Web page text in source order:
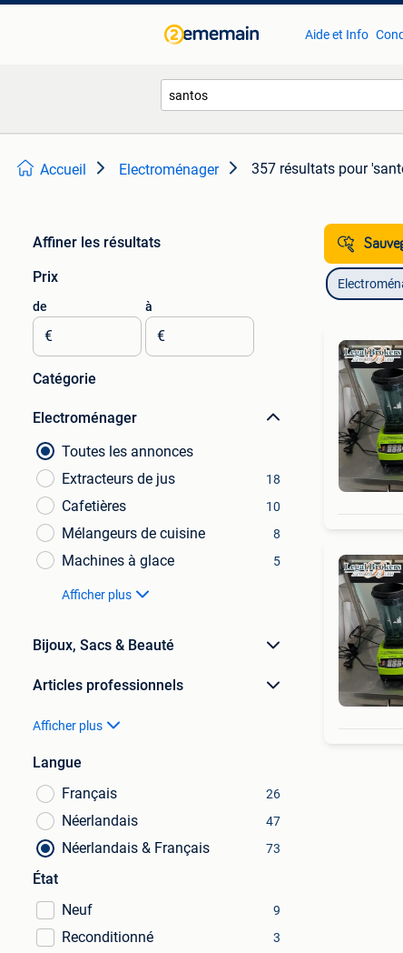
Aide et Info
Accueil Electroménager 357 résultats pour
Affiner les résultats
Prix
de
€
à
€
Catégorie
Electroménager
Toutes les annonces
Extracteurs de jus
18
Cafetières 10
Mélangeurs de cuisine 8
Machines à glace 5
Afficher plus
Bijoux, Sacs & Beauté
Articles professionnels
Afficher plus
Langue
Français
26
Néerlandais 47
Néerlandais & Français 73
État
Neuf
9
Reconditionné 3